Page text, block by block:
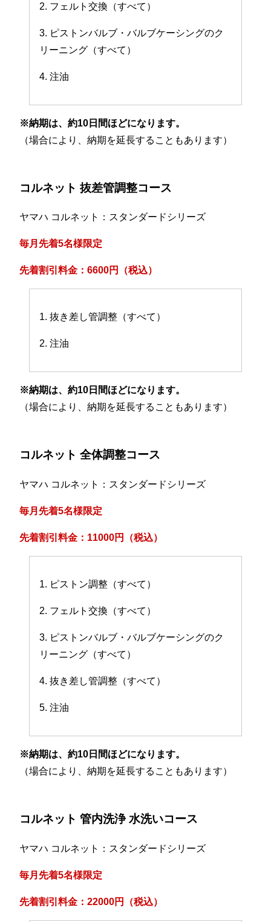
2. フェルト交換（すべて）
3. ピストンバルブ・バルブケーシングのク
リーニング（すべて）
4. 注油
※納期は、約10日間ほどになります。
（場合により、納期を延長することもあります）
コルネット 抜差管調整コース
ヤマハ コルネット：スタンダードシリーズ
毎月先着5名様限定
先着割引料金：6600円（税込）
1. 抜き差し管調整（すべて）
2. 注油
※納期は、約10日間ほどになります。
（場合により、納期を延長することもあります）
コルネット 全体調整コース
ヤマハ コルネット：スタンダードシリーズ
毎月先着5名様限定
先着割引料金：11000円（税込）
1. ピストン調整（すべて）
2. フェルト交換（すべて）
3. ピストンバルブ・バルブケーシングのク
リーニング（すべて）
4. 抜き差し管調整（すべて）
5. 注油
※納期は、約10日間ほどになります。
（場合により、納期を延長することもあります）
コルネット 管内洗浄 水洗いコース
ヤマハ コルネット：スタンダードシリーズ
毎月先着5名様限定
先着割引料金：22000円（税込）